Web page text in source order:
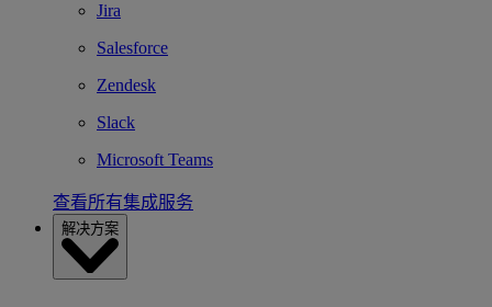
Jira
Salesforce
Zendesk
Slack
Microsoft Teams
查看所有集成服务
解决方案